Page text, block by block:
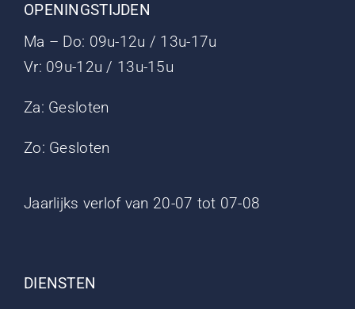
OPENINGSTIJDEN
Ma – Do: 09u-12u / 13u-17u
Vr: 09u-12u / 13u-15u
Za: Gesloten
Zo: Gesloten
Jaarlijks verlof van 20-07 tot 07-08
DIENSTEN